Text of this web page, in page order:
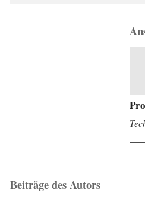
Beiträge des Autors